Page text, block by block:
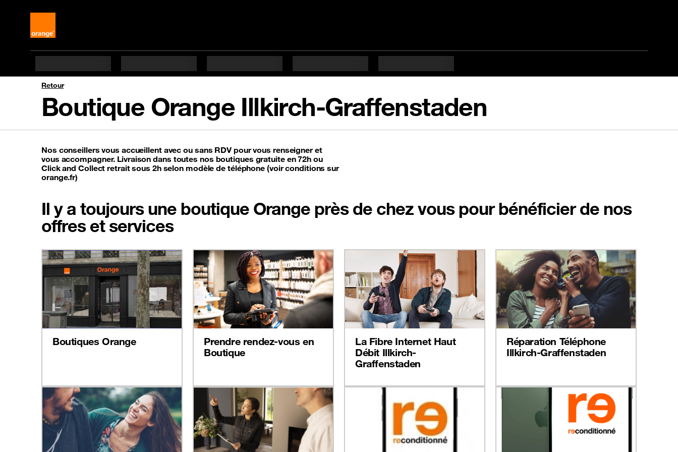
Retour
Boutique Orange Illkirch-Graffenstaden
Nos conseillers vous accueillent avec ou sans RDV pour vous renseigner et
vous accompagner. Livraison dans toutes nos boutiques gratuite en 72h ou
Click and Collect retrait sous 2h selon modèle de téléphone (voir conditions sur
orange.fr)
Il y a toujours une boutique Orange près de chez vous pour bénéficier de nos
offres et services
Boutiques Orange
Prendre rendez-vous en
Boutique
La Fibre Internet Haut
Débit Illkirch-
Graffenstaden
Réparation Téléphone
Illkirch-Graffenstaden